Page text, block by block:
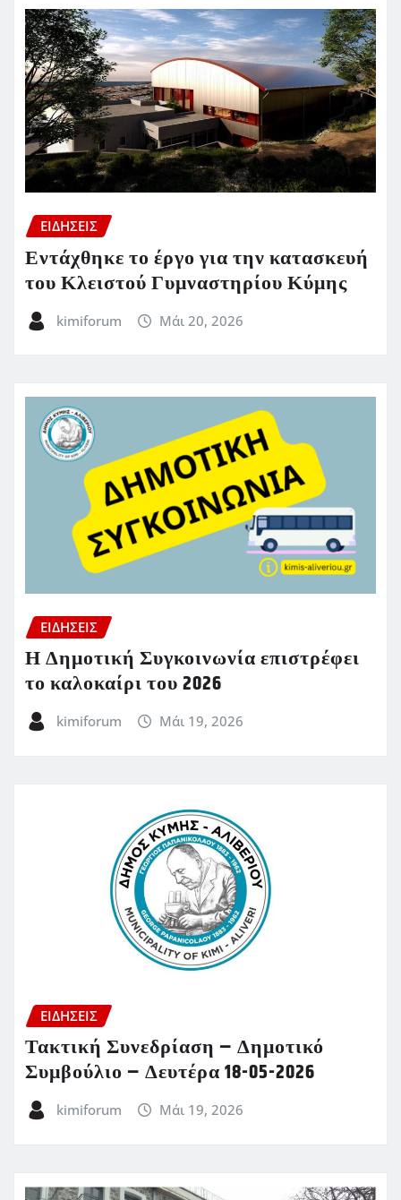
ΕΙΔΗΣΕΙΣ
Εντάχθηκε το έργο για την κατασκευή
του Κλειστού Γυμναστηρίου Κύμης
kimiforum Μάι 20, 2026
ΕΙΔΗΣΕΙΣ
Η Δημοτική Συγκοινωνία επιστρέφει
το καλοκαίρι του 2026
kimiforum Μάι 19, 2026
ΕΙΔΗΣΕΙΣ
Τακτική Συνεδρίαση – Δημοτικό
Συμβούλιο – Δευτέρα 18-05-2026
kimiforum Μάι 19, 2026